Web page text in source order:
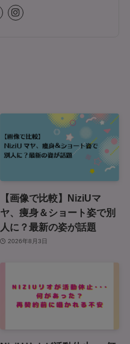
【画像で比較】NiziUマ
ヤ、痩身＆ショート姿で別
人に？最新の姿が話題
2026年8月3日